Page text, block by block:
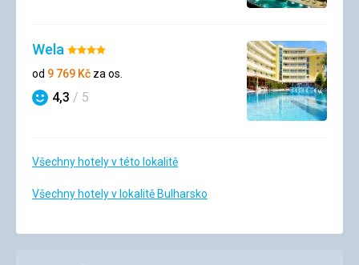
Wela Hodnocení:
4/5
od 9 769 Kč za os.
Hodnocení
4,3 / 5
Všechny hotely v této lokalitě
Všechny hotely v lokalitě Bulharsko